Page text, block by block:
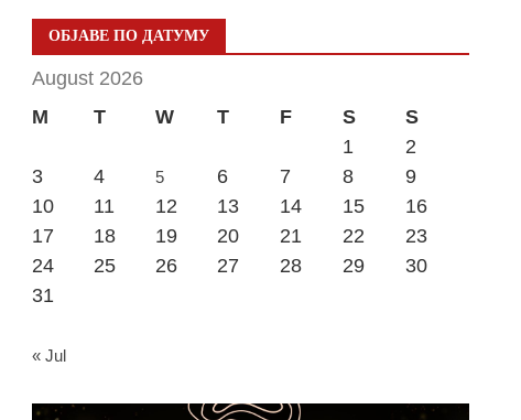
ОБЈАВЕ ПО ДАТУМУ
August 2026
M
T W T F S
S
1
2
3
4 5 6 7 8
9
10
11 12 13 14 15
16
17
18 19 20 21 22
23
24
25 26 27 28 29
30
31
« Jul